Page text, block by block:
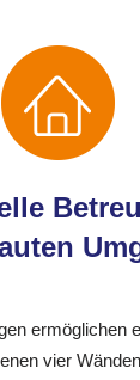
ermöglichen
vier